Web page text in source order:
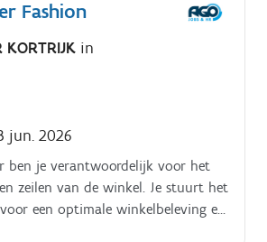
Fashion
KORTRIJK in
jun. 2026
ben je verantwoordelijk voor het
zeilen van de winkel. Je stuurt het
een optimale winkelbeleving en